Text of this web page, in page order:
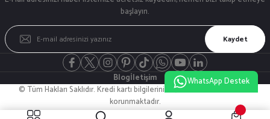
başlayın.
Kaydet
Blogİletişim
© Tüm Hakları Saklıdır. Kredi kartı bilgileriniz 256bit SSL sertifikası ile
korunmaktadır.
WhatsApp Destek